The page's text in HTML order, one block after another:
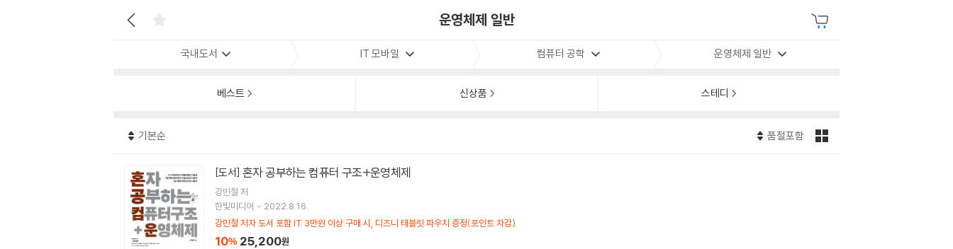
운영체제 일반
국내도서 IT 모바일 컴퓨터 공학 운영체제 일반
베스트 신상품 스테디
기본순 품절포함
[도서] 혼자 공부하는 컴퓨터 구조+운영체제
강민철 저
한빛미디어
2022.8.16.
강민철 저자 도서 포함 IT 3만원 이상 구매 시, 디즈니 태블릿 파우치 증정(포인트 차감)
10% 25,200원